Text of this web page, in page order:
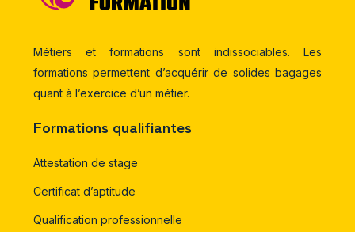
Métiers et formations sont indissociables. Les
formations permettent d’acquérir de solides bagages
quant à l’exercice d’un métier.
Formations qualifiantes
Attestation de stage
Certificat d’aptitude
Qualification professionnelle